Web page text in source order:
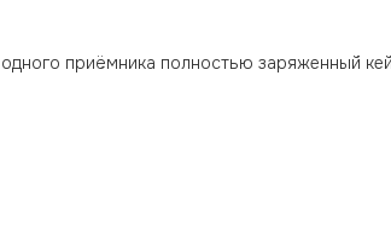
приёмника полностью заряженный